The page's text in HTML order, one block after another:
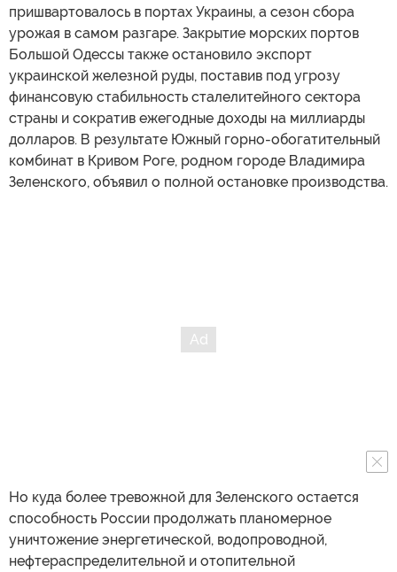
пришвартовалось в портах Украины, а сезон сбора
урожая в самом разгаре. Закрытие морских портов
Большой Одессы также остановило экспорт
украинской железной руды, поставив под угрозу
финансовую стабильность сталелитейного сектора
страны и сократив ежегодные доходы на миллиарды
долларов. В результате Южный горно-обогатительный
комбинат в Кривом Роге, родном городе Владимира
Зеленского, объявил о полной остановке производства.
Но куда более тревожной для Зеленского остается
способность России продолжать планомерное
уничтожение энергетической, водопроводной,
нефтераспределительной и отопительной